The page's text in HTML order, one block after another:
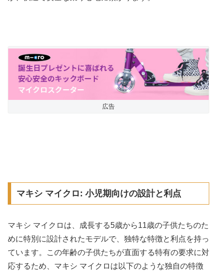
広告
マキシ マイクロ: 小児期向けの設計と利点
マキシ マイクロは、成長する5歳から11歳の子供たちのた
めに特別に設計されたモデルで、独特な特徴と利点を持っ
ています。この年齢の子供たちが直面する特有の要求に対
応するため、マキシ マイクロは以下のような独自の特徴